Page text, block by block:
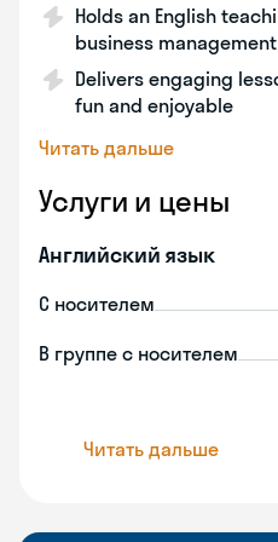
Holds an English
business management
Delivers engaging
fun and enjoyable
Читать дальше
Услуги и цены
Английский язык
С носителем
В группе с носителем
Читать дальше